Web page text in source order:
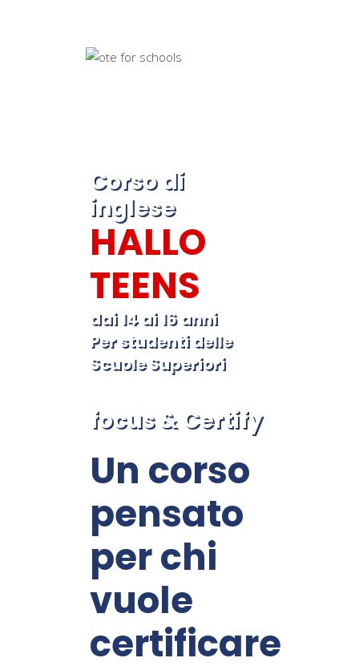
Corso di
inglese
HALLO
TEENS
dai 14 ai 16 anni
Per studenti delle
Scuole Superiori
focus & Certify
Un corso
pensato
per chi
vuole
certificare